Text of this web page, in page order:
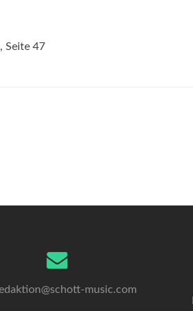
, Seite 47
music.com